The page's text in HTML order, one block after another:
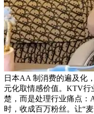
日本AA 制消费的遍及化
元化取情感价值。KTV行
楚，而是处理行业痛点：
时，收成百万粉丝。让“